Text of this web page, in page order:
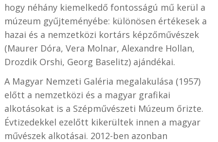
hogy néhány kiemelkedő fontosságú mű kerül a
múzeum gyűjteményébe: különösen értékesek a
hazai és a nemzetközi kortárs képzőművészek
(Maurer Dóra, Vera Molnar, Alexandre Hollan,
Drozdik Orshi, Georg Baselitz) ajándékai.
A Magyar Nemzeti Galéria megalakulása (1957)
előtt a nemzetközi és a magyar grafikai
alkotásokat is a Szépművészeti Múzeum őrizte.
Évtizedekkel ezelőtt kikerültek innen a magyar
művészek alkotásai. 2012-ben azonban